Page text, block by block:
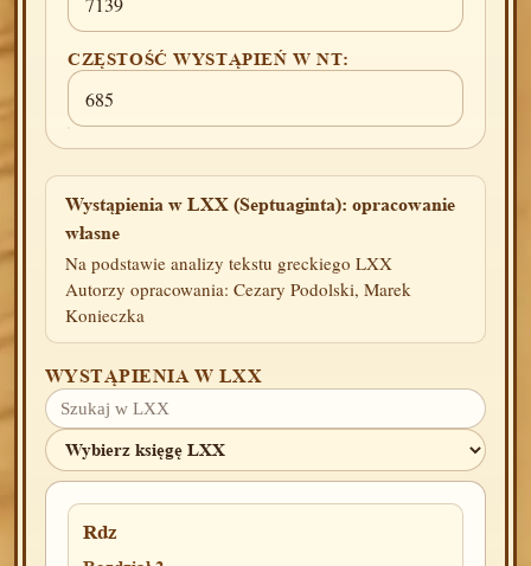
CZĘSTOŚĆ WYSTĄPIEŃ W NT:
685
Wystąpienia w LXX (Septuaginta): opracowanie
własne
Na podstawie analizy tekstu greckiego LXX
Autorzy opracowania: Cezary Podolski, Marek
Konieczka
WYSTĄPIENIA W LXX
Rdz